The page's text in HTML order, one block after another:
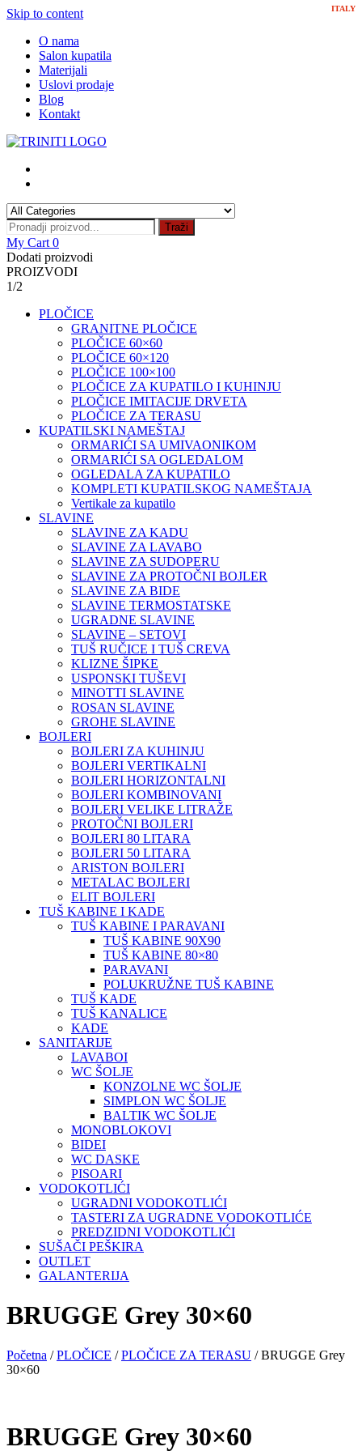
Skip to content
O nama
Salon kupatila
Materijali
Uslovi prodaje
Blog
Kontakt
Traži
My Cart 0
Dodati proizvodi
PROIZVODI
1/2
PLOČICE
GRANITNE PLOČICE
PLOČICE 60×60
PLOČICE 60×120
PLOČICE 100×100
PLOČICE ZA KUPATILO I KUHINJU
PLOČICE IMITACIJE DRVETA
PLOČICE ZA TERASU
KUPATILSKI NAMEŠTAJ
ORMARIĆI SA UMIVAONIKOM
ORMARIĆI SA OGLEDALOM
OGLEDALA ZA KUPATILO
KOMPLETI KUPATILSKOG NAMEŠTAJA
Vertikale za kupatilo
SLAVINE
SLAVINE ZA KADU
SLAVINE ZA LAVABO
SLAVINE ZA SUDOPERU
SLAVINE ZA PROTOČNI BOJLER
SLAVINE ZA BIDE
SLAVINE TERMOSTATSKE
UGRADNE SLAVINE
SLAVINE – SETOVI
TUŠ RUČICE I TUŠ CREVA
KLIZNE ŠIPKE
USPONSKI TUŠEVI
MINOTTI SLAVINE
ROSAN SLAVINE
GROHE SLAVINE
BOJLERI
BOJLERI ZA KUHINJU
BOJLERI VERTIKALNI
BOJLERI HORIZONTALNI
BOJLERI KOMBINOVANI
BOJLERI VELIKE LITRAŽE
PROTOČNI BOJLERI
BOJLERI 80 LITARA
BOJLERI 50 LITARA
ARISTON BOJLERI
METALAC BOJLERI
ELIT BOJLERI
TUŠ KABINE I KADE
TUŠ KABINE I PARAVANI
TUŠ KABINE 90X90
TUŠ KABINE 80×80
PARAVANI
POLUKRUŽNE TUŠ KABINE
TUŠ KADE
TUŠ KANALICE
KADE
SANITARIJE
LAVABOI
WC ŠOLJE
KONZOLNE WC ŠOLJE
SIMPLON WC ŠOLJE
BALTIK WC ŠOLJE
MONOBLOKOVI
BIDEI
WC DASKE
PISOARI
VODOKOTLIĆI
UGRADNI VODOKOTLIĆI
TASTERI ZA UGRADNE VODOKOTLIĆE
PREDZIDNI VODOKOTLIĆI
SUŠAČI PEŠKIRA
OUTLET
GALANTERIJA
BRUGGE Grey 30×60
Početna /PLOČICE /PLOČICE ZA TERASU / BRUGGE Grey
30×60
BRUGGE Grey 30×60
ITALY